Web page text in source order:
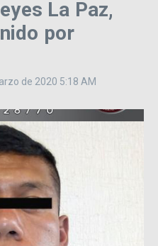
La Paz,
por
de 2020 5:18 AM